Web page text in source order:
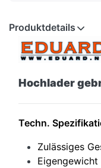
Produktdetails
Hochlader
Techn.
Zulässiges